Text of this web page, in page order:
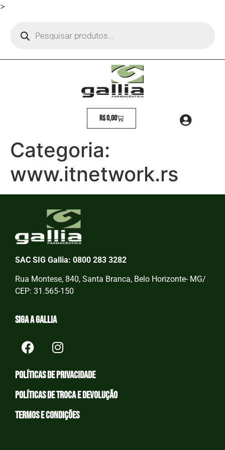
>
R$0,00
Categoria:
www.itnetwork.rs
SAC SIG Gallia: 0800 283 3282
Rua Montese, 840, Santa Branca, Belo Horizonte- MG/
CEP: 31.565-150
Siga a Gallia
Políticas de privacidade
Políticas de Troca e devolução
Termos e condições